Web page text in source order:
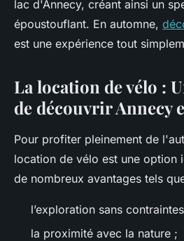
lac d'Annecy, créant ainsi un
époustouflant. En automne,
est une expérience tout
La location de vélo :
de découvrir Annecy
Pour profiter pleinement de
location de vélo est une option
de nombreux avantages tels
l’exploration sans
la proximité avec la nature ;